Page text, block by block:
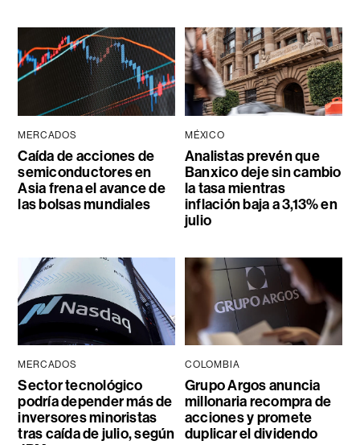
MERCADOS
Caída de acciones de
semiconductores en
Asia frena el avance de
las bolsas mundiales
MÉXICO
Analistas prevén que
Banxico deje sin cambio
la tasa mientras
inflación baja a 3,13% en
julio
MERCADOS
Sector tecnológico
podría depender más de
inversores minoristas
tras caída de julio, según
COLOMBIA
Grupo Argos anuncia
millonaria recompra de
acciones y promete
duplicar el dividendo